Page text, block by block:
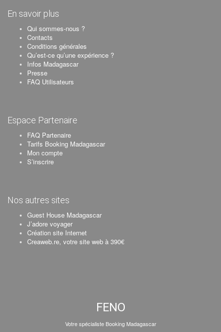
En savoir plus
Qui sommes-nous ?
Contacts
Conditions générales
Qu’est-ce qu’une expérience ?
Infos Madagascar
Presse
FAQ Utilisateurs
Espace Partenaire
FAQ Partenaire
Tarifs Booking Madagascar
Mon compte
S’inscrire
Nos autres sites
Guest House Madagascar
J’adore voyager
Création site Internet
Creaweb.re, votre site web à 390€
FENO
Votre spécialiste Booking Madagascar